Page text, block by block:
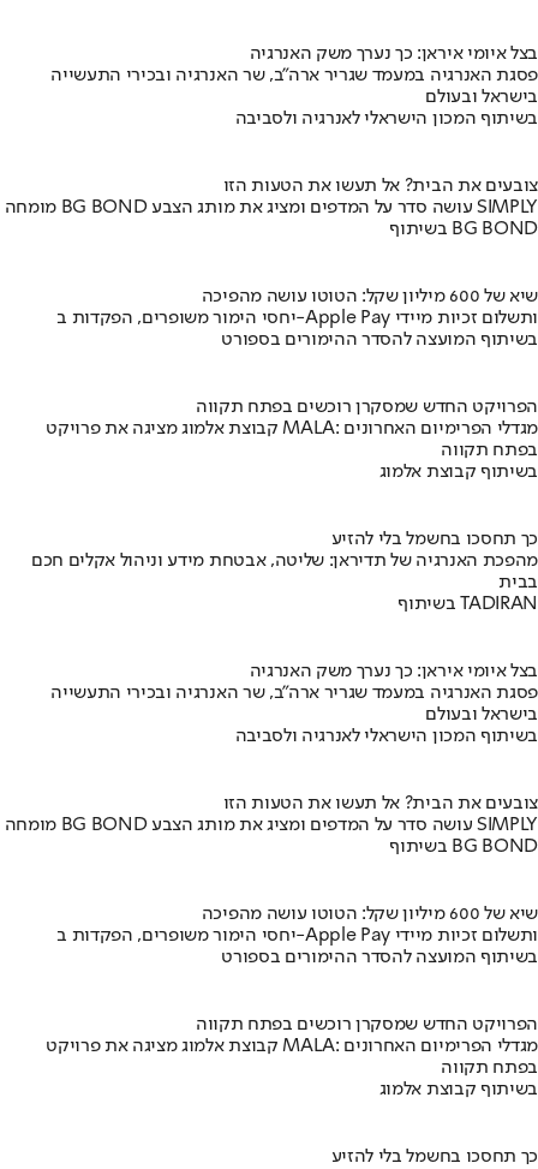
בצל איומי איראן: כך נערך משק האנרגיה
פסגת האנרגיה במעמד שגריר ארה"ב, שר האנרגיה ובכירי התעשייה
בישראל ובעולם
בשיתוף המכון הישראלי לאנרגיה ולסביבה
צובעים את הבית? אל תעשו את הטעות הזו
מומחה BG BOND עושה סדר על המדפים ומציג את מותג הצבע SIMPLY
בשיתוף BG BOND
שיא של 600 מיליון שקל: הטוטו עושה מהפיכה
יחסי הימור משופרים, הפקדות ב-Apple Pay ותשלום זכיות מיידי
בשיתוף המועצה להסדר ההימורים בספורט
הפרויקט החדש שמסקרן רוכשים בפתח תקווה
קבוצת אלמוג מציגה את פרויקט MALA: מגדלי הפרימיום האחרונים
בפתח תקווה
בשיתוף קבוצת אלמוג
כך תחסכו בחשמל בלי להזיע
מהפכת האנרגיה של תדיראן: שליטה, אבטחת מידע וניהול אקלים חכם
בבית
בשיתוף TADIRAN
בצל איומי איראן: כך נערך משק האנרגיה
פסגת האנרגיה במעמד שגריר ארה"ב, שר האנרגיה ובכירי התעשייה
בישראל ובעולם
בשיתוף המכון הישראלי לאנרגיה ולסביבה
צובעים את הבית? אל תעשו את הטעות הזו
מומחה BG BOND עושה סדר על המדפים ומציג את מותג הצבע SIMPLY
בשיתוף BG BOND
שיא של 600 מיליון שקל: הטוטו עושה מהפיכה
יחסי הימור משופרים, הפקדות ב-Apple Pay ותשלום זכיות מיידי
בשיתוף המועצה להסדר ההימורים בספורט
הפרויקט החדש שמסקרן רוכשים בפתח תקווה
קבוצת אלמוג מציגה את פרויקט MALA: מגדלי הפרימיום האחרונים
בפתח תקווה
בשיתוף קבוצת אלמוג
כך תחסכו בחשמל בלי להזיע